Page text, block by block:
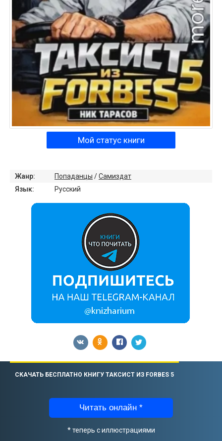
Мой статус книги
Жанр: Попаданцы /Самиздат
Язык:
Русский
СКАЧАТЬ БЕСПЛАТНО КНИГУ ТАКСИСТ ИЗ FORBES 5
Читать онлайн *
* теперь с иллюстрациями